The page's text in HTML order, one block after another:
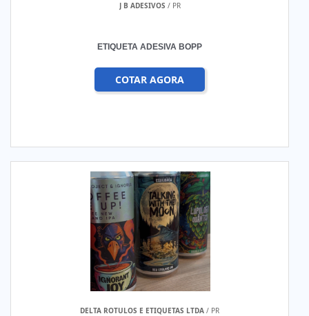
J B ADESIVOS / PR
ETIQUETA ADESIVA BOPP
COTAR AGORA
DELTA ROTULOS E ETIQUETAS LTDA / PR